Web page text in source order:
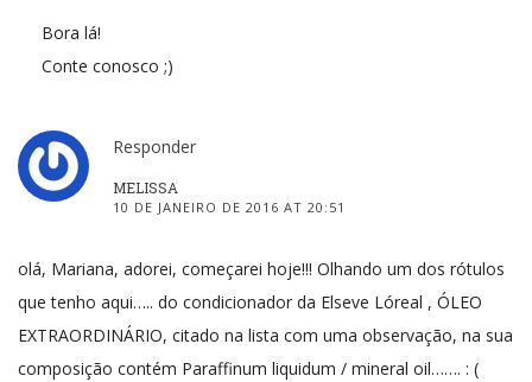
Bora lá!
Conte conosco ;)
Responder
MELISSA
10 DE JANEIRO DE 2016 AT 20:51
olá, Mariana, adorei, começarei hoje!!! Olhando um dos rótulos
que tenho aqui….. do condicionador da Elseve Lóreal , ÓLEO
EXTRAORDINÁRIO, citado na lista com uma observação, na sua
composição contém Paraffinum liquidum / mineral oil……. : (